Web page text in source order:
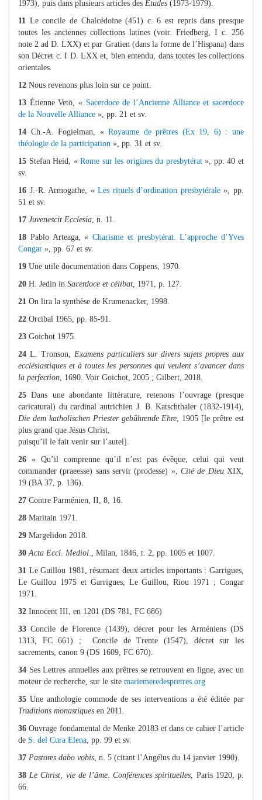
1973), puis dans plusieurs articles des Études (1973-1979).
11 Le concile de Chalcédoine (451) c. 6 est repris dans presque
toutes les anciennes collections latines (voir. Friedberg, I c. 256
note 2 ad D. LXX) et par Gratien (dans la forme de l’Hispana) dans
son Décret c. I D. LXX et, bien entendu, dans toutes les collections
orientales.
12 Nous revenons plus loin sur ce point.
13 Étienne Vetö, « Sacerdoce de l’Ancienne Alliance et sacerdoce
de la Nouvelle Alliance », pp. 21 et sv.
14 Ch.-A. Fogielman, «Royaume de prêtres (Ex 19, 6) : une
théologie de la participation », pp. 31 et sv.
15 Stefan Heid, «Rome sur les origines du presbytérat», pp. 40 et
sv.
16 J.-R. Armogathe, «Les rituels d’ordination presbytérale», pp.
51 et sv.
17 Juvenescit Ecclesia , n. 11.
18 Pablo Arteaga, « Charisme et presbytérat. L’approche d’Yves
Congar », pp. 67 et sv.
19 Une utile documentation dans Coppens, 1970.
20 H. Jedin in Sacerdoce et célibat, 1971, p. 127.
21 On lira la synthèse de Krumenacker, 1998.
22 Orcibal 1965, pp. 85-91.
23 Goichot 1975.
24 L. Tronson, Examens particuliers sur divers sujets propres aux
ecclésiastiques et à toutes les personnes qui veulent s’avancer dans
la perfection , 1690. Voir Goichot, 2005 ; Gilbert, 2018.
25 Dans une abondante littérature, retenons l’ouvrage (presque
caricatural) du cardinal autrichien J. B. Katschthaler (1832-1914),
Die dem katholischen Priester gebührende Ehre , 1905 [le prêtre est
plus grand que Jésus Christ,
puisqu’il le fait venir sur l’autel].
26 « Qu’il comprenne qu’il n’est pas évêque, celui qui veut
commander (praeesse) sans servir (prodesse) », Cité de DieuXIX,
19 (BA 37, p. 136).
27 Contre Parménien, II, 8, 16.
28 Maritain 1971.
29 Margelidon 2018.
30 Acta Eccl. Mediol ., Milan, 1846, t. 2, pp. 1005 et 1007.
31 Le Guillou 1981, résumant deux articles importants : Garrigues,
Le Guillou 1975 et Garrigues, Le Guillou, Riou 1971 ; Congar
1971.
32 Innocent III, en 1201 (DS 781, FC 686)
33 Concile de Florence (1439), décret pour les Arméniens (DS
1313, FC 661) ;Concile de Trente (1547), décret sur les
sacrements, canon 9 (DS 1609, FC 670).
34 Ses Lettres annuelles aux prêtres se retrouvent en ligne, avec un
moteur de recherche, sur le site mariemeredespretres.org
35 Une anthologie commode de ses interventions a été éditée par
Traditions monastiques en 2011.
36 Ouvrage fondamental de Menke 20183 et dans ce cahier l’article
de S. del Cura Elena , pp. 99 et sv.
37 Pastores dabo vobis , n. 5 (citant l’Angélus du 14 janvier 1990).
38 Le Christ, vie de l’âme. Conférences spirituelles , Paris 1920, p.
66.